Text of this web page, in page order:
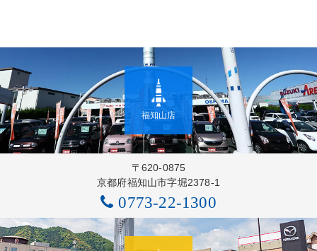
福知山店
〒620-0875
京都府福知山市字堀2378-1
0773-22-1300